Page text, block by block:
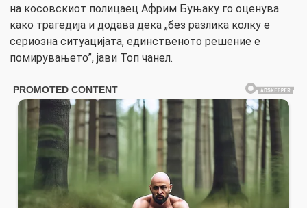
на косовскиот полицаец Африм Буњаку го оценува
како трагедија и додава дека „без разлика колку е
сериозна ситуацијата, единственото решение е
помирувањето”, јави Топ чанел.